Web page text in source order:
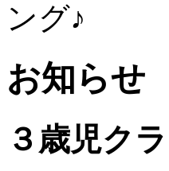
ング♪
お知らせ
３歳児ク